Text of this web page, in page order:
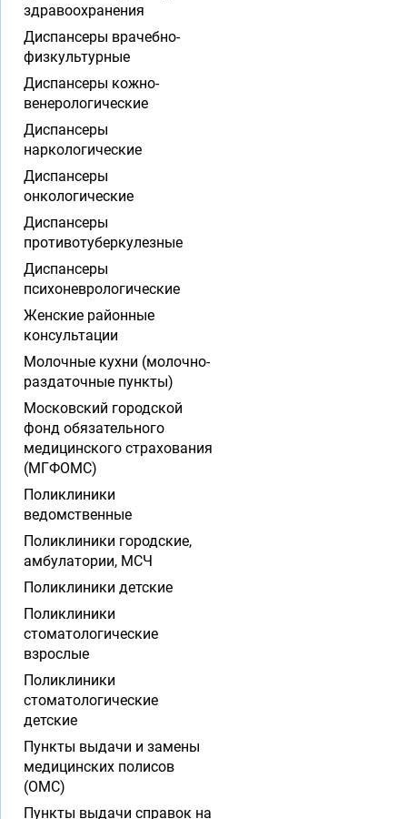
здравоохранения
Диспансеры врачебно-
физкультурные
Диспансеры кожно-
венерологические
Диспансеры
наркологические
Диспансеры
онкологические
Диспансеры
противотуберкулезные
Диспансеры
психоневрологические
Женские районные
консультации
Молочные кухни (молочно-
раздаточные пункты)
Московский городской
фонд обязательного
медицинского страхования
(МГФОМС)
Поликлиники
ведомственные
Поликлиники городские,
амбулатории, МСЧ
Поликлиники детские
Поликлиники
стоматологические
взрослые
Поликлиники
стоматологические
детские
Пункты выдачи и замены
медицинских полисов
(ОМС)
Пункты выдачи справок на